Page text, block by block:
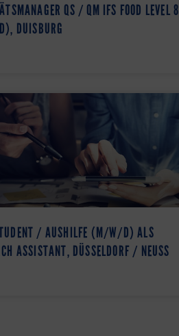
QS / QM IFS FOOD LEVEL 8
DUISBURG
/ AUSHILFE (M/W/D) ALS
ASSISTANT, DÜSSELDORF / NEUSS